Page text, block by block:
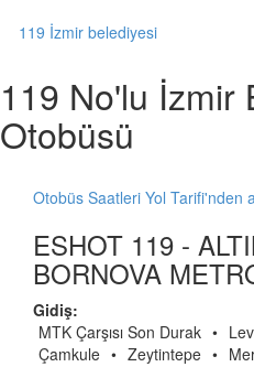
119 İzmir belediyesi
119 No'lu İzmir
Otobüsü
Otobüs Saatleri Yol Tarifi'nden
ESHOT 119 -
BORNOVA
Gidiş:
MTK Çarşısı Son Durak •
Çamkule • Zeytintepe •